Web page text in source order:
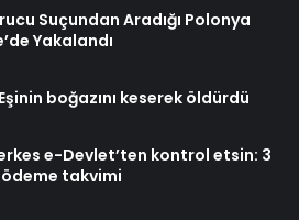
Suçundan Aradığı Polonya
Yakalandı
boğazını keserek öldürdü
e-Devlet’ten kontrol etsin: 3
ödeme takvimi